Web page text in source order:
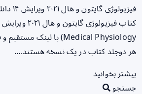
فیزیولوژی
هر دوجلد کتاب در یک نسخه هستند.…
بیشتر بخوانید
جستجو